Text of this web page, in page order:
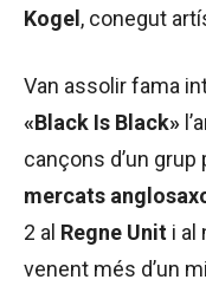
Kogel, conegut
Van assolir fama
«Black Is Black»
cançons d’un
mercats
2 al Regne Unit i al
venent més d’un